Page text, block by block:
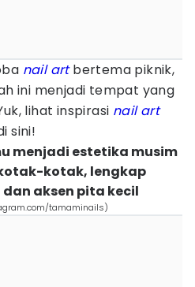
nail artbertema piknik,
ini menjadi tempat yang
lihat inspirasi nail art
sini!
menjadi estetika musim
kotak, lengkap
aksen pita kecil
tamaminails)